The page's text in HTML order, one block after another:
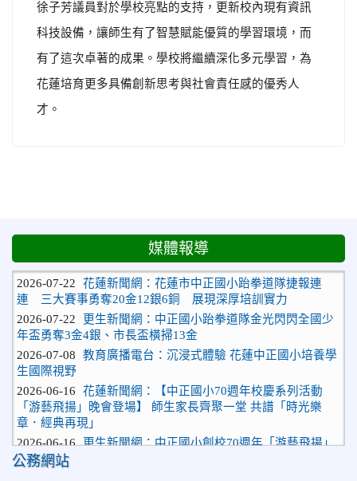
徐子芳議員對於學校亮點的支持，更新校內現有資訊
科技設備，讓師生有了智慧賦能優質的學習環境，而
有了這次卓著的成果。學校將繼續深化多元學習，為
花蓮培育更多具備創新思考與社會責任感的優秀人
才。
媒體報導
2026-07-22 花蓮新聞網：花蓮市中正國小跆拳道隊捷報連
連 三大賽事勇奪20金12銀6銅 展現深厚培訓實力
年盃勇奪3金4銀、市長盃橫掃13金
生國際視野
「游藝飛揚」晚會登場】 師生家長齊聚一堂 共譜「時光樂
章．經典再現」
才藝晚會登場
2026-06-10
公務網站